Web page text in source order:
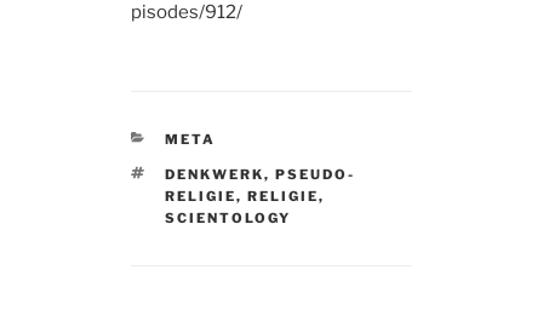
pisodes/912/
CATEGORIES
META
TAGS
DENKWERK, PSEUDO-
RELIGIE, RELIGIE,
SCIENTOLOGY